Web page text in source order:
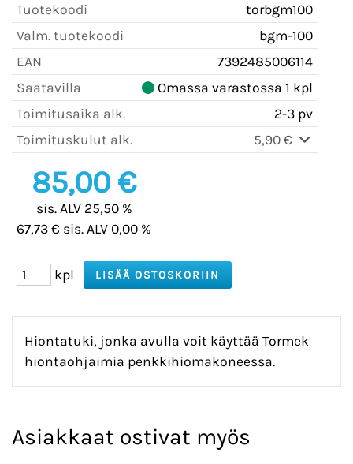
Tuotekoodi
torbgm100
Valm. tuotekoodi
bgm-100
EAN
7392485006114
Saatavilla
Omassa varastossa 1 kpl
Toimitusaika alk.
2-3 pv
Toimituskulut alk.
5,90 €
85,00 €
sis. ALV 25,50 %
67,73 € sis. ALV 0,00 %
kpl
Hiontatuki, jonka avulla voit käyttää Tormek
hiontaohjaimia penkkihiomakoneessa.
Asiakkaat ostivat myös